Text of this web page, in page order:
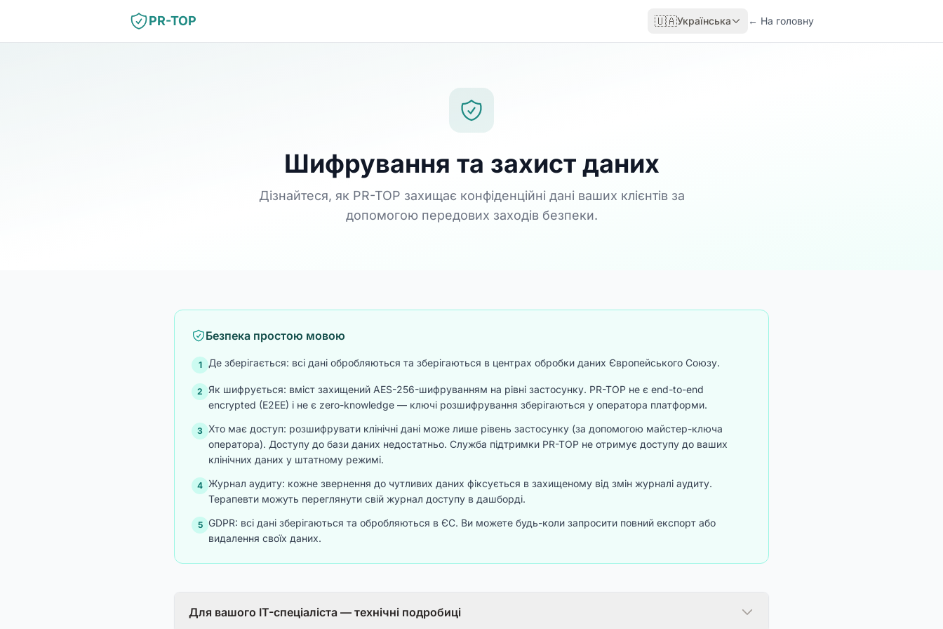
PR-TOP 🇺🇦Українська ← На головну
Шифрування та захист даних
Дізнайтеся, як PR-TOP захищає конфіденційні дані ваших клієнтів за
допомогою передових заходів безпеки.
Безпека простою мовою
1 Де зберігається: всі дані обробляються та зберігаються в центрах обробки даних Європейського Союзу.
2 Як шифрується: вміст захищений AES-256-шифруванням на рівні застосунку. PR-TOP не є end-to-end
encrypted (E2EE) і не є zero-knowledge — ключі розшифрування зберігаються у оператора платформи.
3 Хто має доступ: розшифрувати клінічні дані може лише рівень застосунку (за допомогою майстер-ключа
оператора). Доступу до бази даних недостатньо. Служба підтримки PR-TOP не отримує доступу до ваших
клінічних даних у штатному режимі.
4 Журнал аудиту: кожне звернення до чутливих даних фіксується в захищеному від змін журналі аудиту.
Терапевти можуть переглянути свій журнал доступу в дашборді.
5 GDPR: всі дані зберігаються та обробляються в ЄС. Ви можете будь-коли запросити повний експорт або
видалення своїх даних.
Для вашого IT-спеціаліста — технічні подробиці